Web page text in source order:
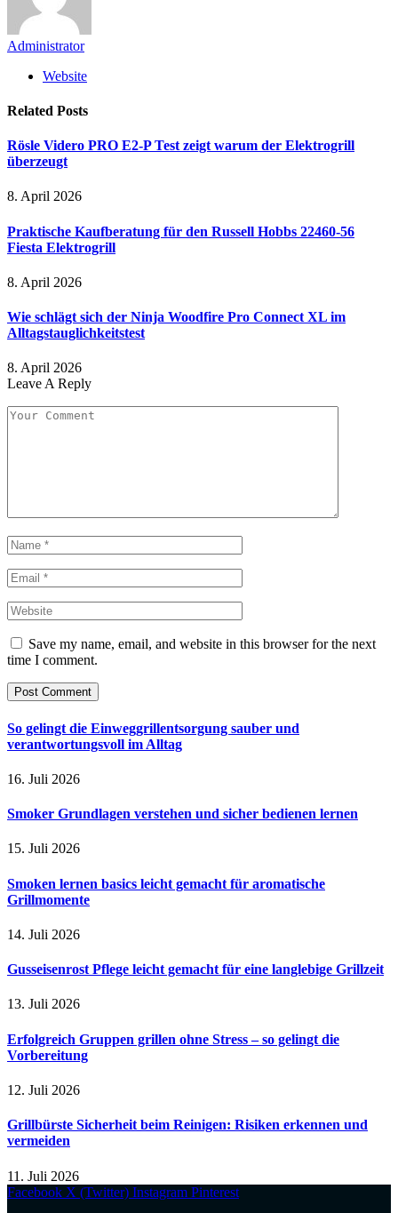
Administrator
Website
Related Posts
Rösle Videro PRO E2-P Test zeigt warum der Elektrogrill
überzeugt
8. April 2026
Praktische Kaufberatung für den Russell Hobbs 22460-56
Fiesta Elektrogrill
8. April 2026
Wie schlägt sich der Ninja Woodfire Pro Connect XL im
Alltagstauglichkeitstest
8. April 2026
Leave A Reply
Save my name, email, and website in this browser for the next
time I comment.
So gelingt die Einweggrillentsorgung sauber und
verantwortungsvoll im Alltag
16. Juli 2026
Smoker Grundlagen verstehen und sicher bedienen lernen
15. Juli 2026
Smoken lernen basics leicht gemacht für aromatische
Grillmomente
14. Juli 2026
Gusseisenrost Pflege leicht gemacht für eine langlebige Grillzeit
13. Juli 2026
Erfolgreich Gruppen grillen ohne Stress – so gelingt die
Vorbereitung
12. Juli 2026
Grillbürste Sicherheit beim Reinigen: Risiken erkennen und
vermeiden
11. Juli 2026
Facebook X (Twitter) Instagram Pinterest